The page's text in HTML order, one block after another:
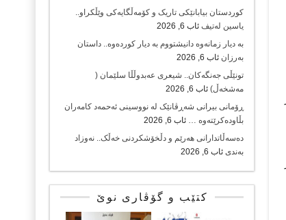
کوردستان بیابانێکی تاریک و کۆمەڵگایەکی وێڵکراو..
یاسین لەتیف ئاب 6, 2026
بە دیار زمانەوە دانیشتووم بە دیار کوردەوە.. داستان
بەرزان ئاب 6, 2026
تونێڵی جەنگەکان.. شیعری عەبدوڵڵا سلێمان (
مەشخەڵ) ئاب 6, 2026
ڕۆمانی بیرانی شەڕڤانێک لە نووسینی ئەحمەد کامەران
بڵاودەکرێتەوە … ئاب 6, 2026
دەسەڵاتدارانی هەرێم و دڵخۆشکردنی خەڵک.. نەوزاد
بەندی ئاب 6, 2026
کتێب و گۆڤاری نوێ